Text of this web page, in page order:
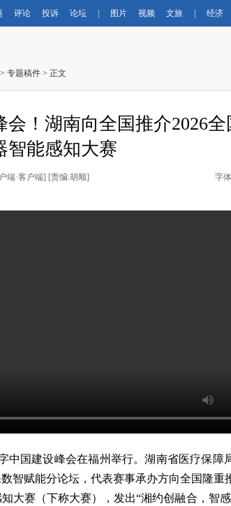
评论 投诉 论坛 图片 视频 文旅 经济
> 专题稿件 > 正文
！湖南向全国推介2026全
智能感知大赛
端·客户端] [责编:胡顺] 字
中国建设峰会在福州举行。湖南省医疗保障
智赋能分论坛，代表赛事承办方向全国隆重
大赛（下称大赛），发出“湘约创融合，智